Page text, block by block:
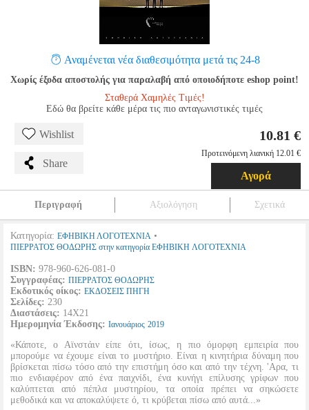
Αναμένεται νέα διαθεσιμότητα μετά τις 24-8
Χωρίς έξοδα αποστολής για παραλαβή από οποιοδήποτε eshop point!
Σταθερά Χαμηλές Τιμές!
Εδώ θα βρείτε κάθε μέρα τις πιο ανταγωνιστικές τιμές
Wishlist
Share
10.81 €
Προτεινόμενη λιανική 12.01 €
Αγορά
Περιγραφή Αξιολόγηση Σχετικά
Κατηγορία: ΕΦΗΒΙΚΗ ΛΟΓΟΤΕΧΝΙΑ •
ΠΙΕΡΡΑΤΟΣ ΘΟΔΩΡΗΣ στην κατηγορία ΕΦΗΒΙΚΗ ΛΟΓΟΤΕΧΝΙΑ
ISBN: 978-960-626-081-0
Συγγραφέας: ΠΙΕΡΡΑΤΟΣ ΘΟΔΩΡΗΣ
Εκδοτικός οίκος: ΕΚΔΟΣΕΙΣ ΠΗΓΗ
Σελίδες: 230
Διαστάσεις: 14Χ21
Ημερομηνία Έκδοσης: Ιανουάριος 2019
«Κάποτε, ο Αϊνστάιν είπε ότι, ίσως, η πιο όμορφη εμπειρία που
μπορούμε να έχουμε είναι το μυστήριο. Είναι η κινητήρια δύναμη που
βρίσκεται πίσω τόσο από την επιστήμη όσο και από την τέχνη. 'Αρα, τι
πιο ενδιαφέρον από ένα παιχνίδι, ένα κυνήγι επίλυσης γρίφων που
καλύπτεται από πέπλα μυστηρίου, τα οποία πρέπει να σηκώσετε
μεθοδικά και να αποκαλύψετε ό, τι κρύβεται πίσω από αυτά...»